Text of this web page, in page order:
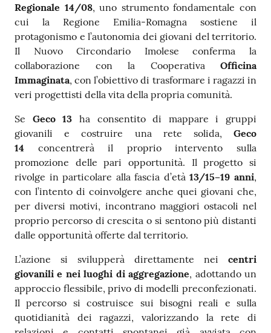
Regionale 14/08, uno strumento fondamentale con
cui la Regione Emilia-Romagna sostiene il
protagonismo e l’autonomia dei giovani del territorio.
Il Nuovo Circondario Imolese conferma la
collaborazione con la Cooperativa Officina
Immaginata, con l’obiettivo di trasformare i ragazzi in
veri progettisti della vita della propria comunità.
Se Geco 13 ha consentito di mappare i gruppi
giovanili e costruire una rete solida, Geco
14 concentrerà il proprio intervento sulla
promozione delle pari opportunità. Il progetto si
rivolge in particolare alla fascia d’età13/15–19 anni,
con l’intento di coinvolgere anche quei giovani che,
per diversi motivi, incontrano maggiori ostacoli nel
proprio percorso di crescita o si sentono più distanti
dalle opportunità offerte dal territorio.
L’azione si svilupperà direttamente nei centri
giovanili e nei luoghi di aggregazione, adottando un
approccio flessibile, privo di modelli preconfezionati.
Il percorso si costruisce sui bisogni reali e sulla
quotidianità dei ragazzi, valorizzando la rete di